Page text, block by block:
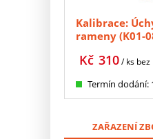
Kalibrace:
rameny (K01-
310
Kč / ks bez
Termín dodání:
ZAŘAZENÍ